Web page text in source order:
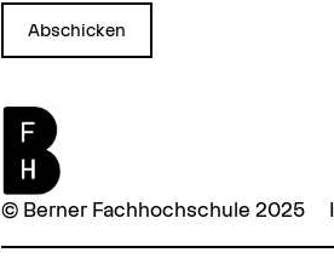
Abschicken
© Berner Fachhochschule 2025